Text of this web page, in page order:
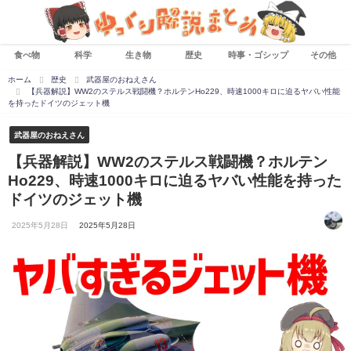
食べ物 科学 生き物 歴史 時事・ゴシップ その他
ホーム 歴史
武器屋のおねえさん
【兵器解説】WW2のステルス戦闘機？ホルテンHo229、時速1000キロに迫るヤバい性能
を持ったドイツのジェット機
武器屋のおねえさん
【兵器解説】WW2のステルス戦闘機？ホルテン
Ho229、時速1000キロに迫るヤバい性能を持った
ドイツのジェット機
2025年5月28日 2025年5月28日